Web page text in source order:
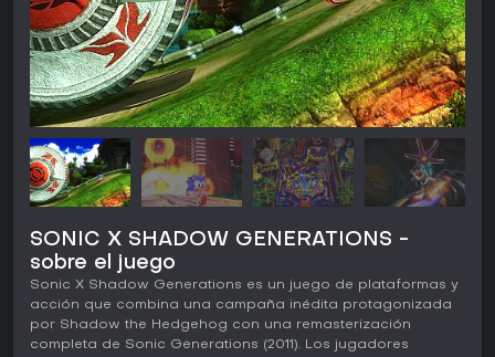
SONIC X SHADOW GENERATIONS -
sobre el juego
Sonic X Shadow Generations es un juego de plataformas y
acción que combina una campaña inédita protagonizada
por Shadow the Hedgehog con una remasterización
completa de Sonic Generations (2011). Los jugadores